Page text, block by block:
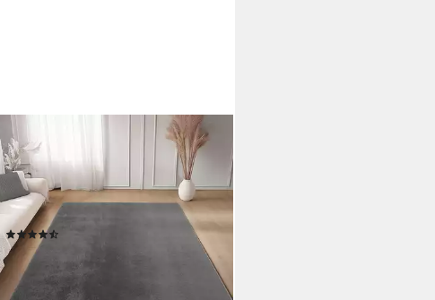
CARPETTEX
Veloursteppich Unicolor - Einfarbig,
Läufer, Höhe: 11 mm, Perfekt
geeignet für Wohnzimmer,
Schlafzimmer,Küche,Kinderzimmer
ab 18,99 €
nur diesen Monat
-75%